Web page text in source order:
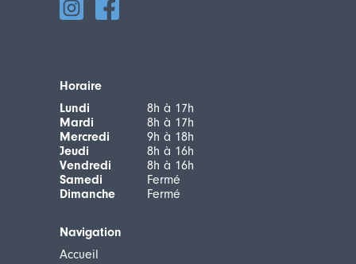
Horaire
Lundi
8h à 17h
Mardi
8h à 17h
Mercredi
9h à 18h
Jeudi
8h à 16h
Vendredi
8h à 16h
Samedi
Fermé
Dimanche
Fermé
Navigation
Accueil